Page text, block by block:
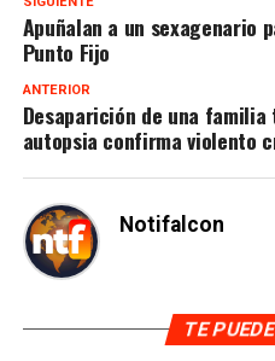
Apuñalan a un sexagenario
Punto Fijo
ANTERIOR
Desaparición de una familia
autopsia confirma violento
Notifalcon
TE